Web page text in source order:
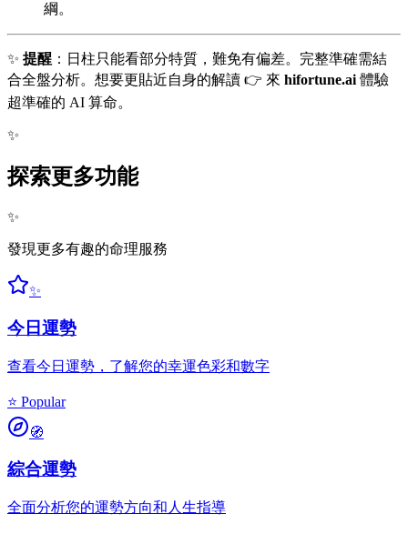
綱。
✨ 提醒 ：日柱只能看部分特質，難免有偏差。完整準確需結
合全盤分析。想要更貼近自身的解讀 👉 來 hifortune.ai 體驗
超準確的 AI 算命。
✨
探索更多功能
✨
發現更多有趣的命理服務
✨
今日運勢
查看今日運勢，了解您的幸運色彩和數字
⭐ Popular
🧭
綜合運勢
全面分析您的運勢方向和人生指導